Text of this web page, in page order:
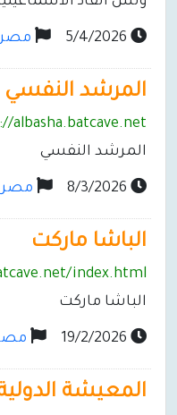
مصر
المرشد النفسي
albasha.batcave.net
المرشد النفسي
مصر
الباشا ماركت
index.html
الباشا ماركت
المعيشة